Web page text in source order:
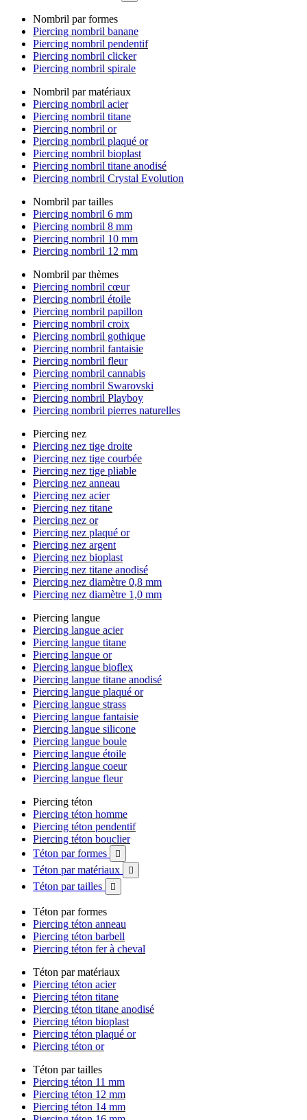
Nombril par formes
Piercing nombril banane
Piercing nombril pendentif
Piercing nombril clicker
Piercing nombril spirale
Nombril par matériaux
Piercing nombril acier
Piercing nombril titane
Piercing nombril or
Piercing nombril plaqué or
Piercing nombril bioplast
Piercing nombril titane anodisé
Piercing nombril Crystal Evolution
Nombril par tailles
Piercing nombril 6 mm
Piercing nombril 8 mm
Piercing nombril 10 mm
Piercing nombril 12 mm
Nombril par thèmes
Piercing nombril cœur
Piercing nombril étoile
Piercing nombril papillon
Piercing nombril croix
Piercing nombril gothique
Piercing nombril fantaisie
Piercing nombril fleur
Piercing nombril cannabis
Piercing nombril Swarovski
Piercing nombril Playboy
Piercing nombril pierres naturelles
Piercing nez
Piercing nez tige droite
Piercing nez tige courbée
Piercing nez tige pliable
Piercing nez anneau
Piercing nez acier
Piercing nez titane
Piercing nez or
Piercing nez plaqué or
Piercing nez argent
Piercing nez bioplast
Piercing nez titane anodisé
Piercing nez diamètre 0,8 mm
Piercing nez diamètre 1,0 mm
Piercing langue
Piercing langue acier
Piercing langue titane
Piercing langue or
Piercing langue bioflex
Piercing langue titane anodisé
Piercing langue plaqué or
Piercing langue strass
Piercing langue fantaisie
Piercing langue silicone
Piercing langue boule
Piercing langue étoile
Piercing langue coeur
Piercing langue fleur
Piercing téton
Piercing téton homme
Piercing téton pendentif
Piercing téton bouclier
Téton par formes

Téton par matériaux 
Téton par tailles 
Téton par formes
Piercing téton anneau
Piercing téton barbell
Piercing téton fer à cheval
Téton par matériaux
Piercing téton acier
Piercing téton titane
Piercing téton titane anodisé
Piercing téton bioplast
Piercing téton plaqué or
Piercing téton or
Téton par tailles
Piercing téton 11 mm
Piercing téton 12 mm
Piercing téton 14 mm